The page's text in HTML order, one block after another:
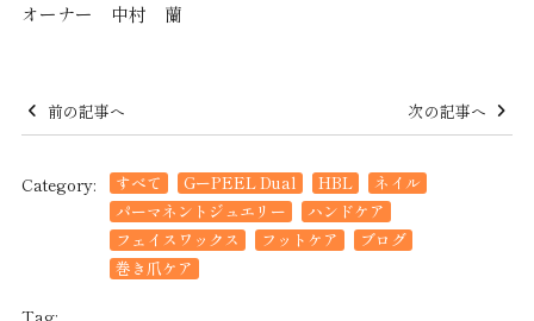
オーナー 中村 蘭
前の記事へ 次の記事へ
Category: すべて GーPEEL Dual HBL
ネイル
パーマネントジュエリー
ハンドケア
フェイスワックス
フットケア
ブログ
巻き爪ケア